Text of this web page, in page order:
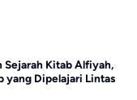
Sejarah Kitab Alfiyah,
yang Dipelajari Lintas